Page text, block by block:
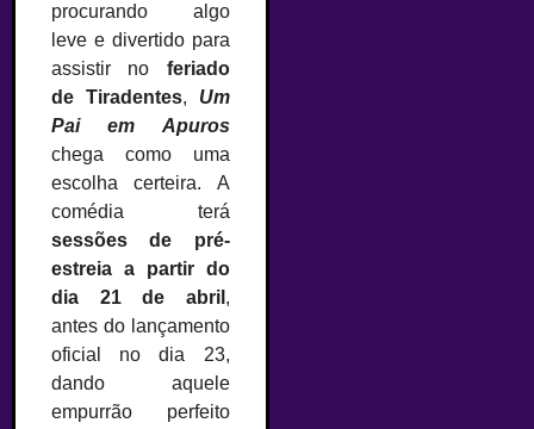
procurando algo
leve e divertido para
assistir no feriado
de Tiradentes, Um
Pai em Apuros
chega como uma
escolha certeira. A
comédia terá
sessões de pré-
estreia a partir do
dia 21 de abril ,
antes do lançamento
oficial no dia 23,
dando aquele
empurrão perfeito